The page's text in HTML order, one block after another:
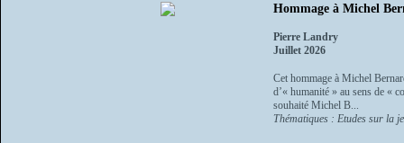
Hommage à Michel
Pierre Landry
Juillet 2026
Cet hommage à Michel
d’« humanité » au sens de «
souhaité Michel B...
Thématiques : Etudes sur la